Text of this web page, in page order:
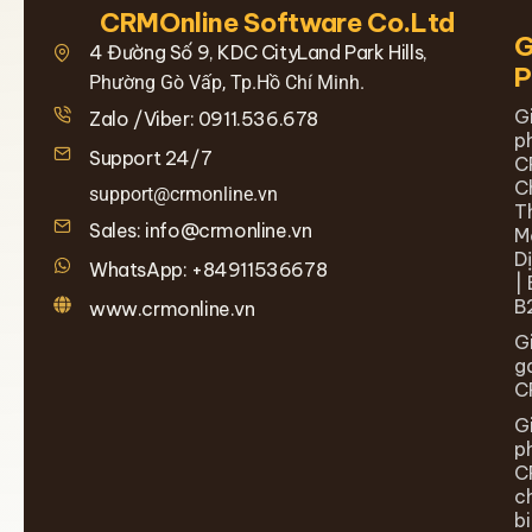
CRMOnline Software Co.Ltd
4 Đường Số 9, KDC CityLand Park Hills,
Phường Gò Vấp, Tp.Hồ Chí Minh.
Zalo /Viber: 0911.536.678
Support 24/7
support@crmonline.vn
Sales: info@crmonline.vn
WhatsApp: +84911536678
www.crmonline.vn